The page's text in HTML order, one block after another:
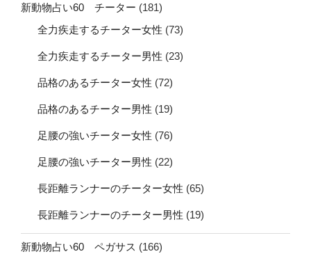
新動物占い60 チーター (181)
全力疾走するチーター女性 (73)
全力疾走するチーター男性 (23)
品格のあるチーター女性 (72)
品格のあるチーター男性 (19)
足腰の強いチーター女性 (76)
足腰の強いチーター男性 (22)
長距離ランナーのチーター女性 (65)
長距離ランナーのチーター男性 (19)
新動物占い60 ペガサス (166)